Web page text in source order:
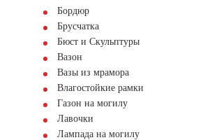
Бордюр
Брусчатка
Бюст и Скульптуры
Вазон
Вазы из мрамора
Влагостойкие рамки
Газон на могилу
Лавочки
Лампада на могилу